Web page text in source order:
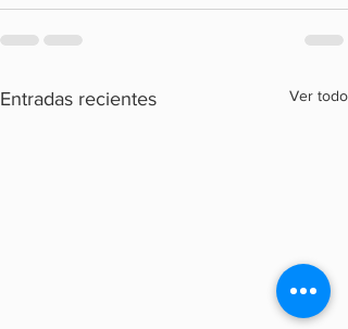
Entradas recientes Ver todo